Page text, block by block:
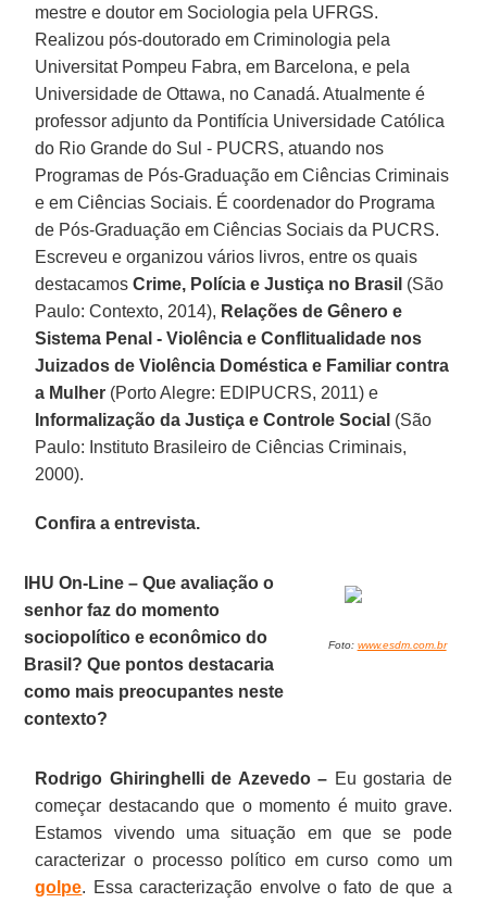
mestre e doutor em Sociologia pela UFRGS.
Realizou pós-doutorado em Criminologia pela
Universitat Pompeu Fabra, em Barcelona, e pela
Universidade de Ottawa, no Canadá. Atualmente é
professor adjunto da Pontifícia Universidade Católica
do Rio Grande do Sul - PUCRS, atuando nos
Programas de Pós-Graduação em Ciências Criminais
e em Ciências Sociais. É coordenador do Programa
de Pós-Graduação em Ciências Sociais da PUCRS.
Escreveu e organizou vários livros, entre os quais
destacamosCrime, Polícia e Justiça no Brasil (São
Paulo: Contexto, 2014), Relações de Gênero e
Sistema Penal - Violência e Conflitualidade nos
Juizados de Violência Doméstica e Familiar contra
a Mulher (Porto Alegre: EDIPUCRS, 2011) e
Informalização da Justiça e Controle Social (São
Paulo: Instituto Brasileiro de Ciências Criminais,
2000).
Confira a entrevista.
Foto: www.esdm.com.br
IHU On-Line – Que avaliação o
senhor faz do momento
sociopolítico e econômico do
Brasil? Que pontos destacaria
como mais preocupantes neste
contexto?
Rodrigo Ghiringhelli de Azevedo – Eu gostaria de
começar destacando que o momento é muito grave.
Estamos vivendo uma situação em que se pode
caracterizar o processo político em curso como um
golpe. Essa caracterização envolve o fato de que a